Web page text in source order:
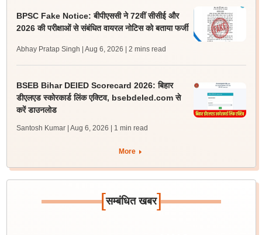
BPSC Fake Notice: बीपीएससी ने 72वीं सीसीई और
2026 की परीक्षाओं से संबंधित वायरल नोटिस को बताया फर्जी
Abhay Pratap Singh | Aug 6, 2026 | 2 mins read
BSEB Bihar DElED Scorecard 2026: बिहार
डीएलएड स्कोरकार्ड लिंक एक्टिव, bsebdeled.com से
करें डाउनलोड
Santosh Kumar | Aug 6, 2026 | 1 min read
More
[सम्बंधित खबर]